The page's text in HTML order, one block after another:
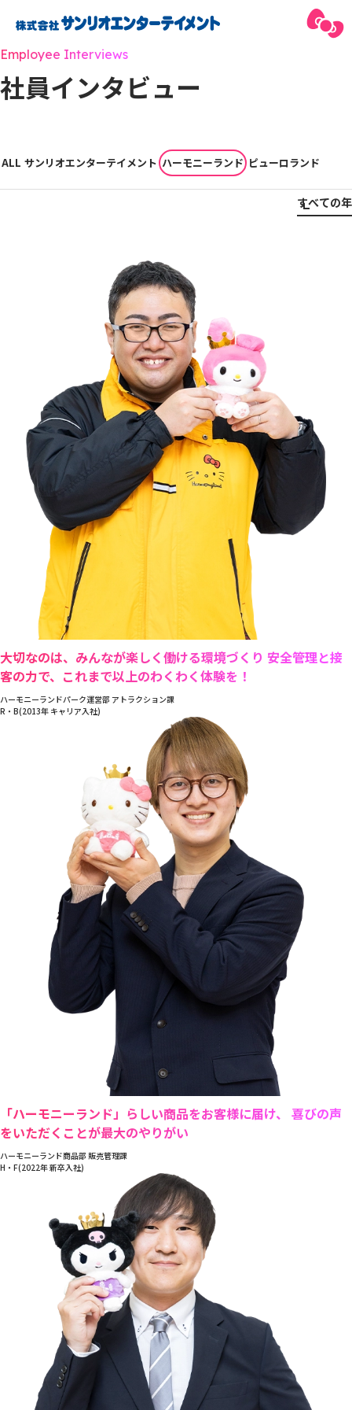
Employee Interviews
社員インタビュー
ALL サンリオエンターテイメント ハーモニーランド ピューロランド
大切なのは、みんなが楽しく働ける環境づくり 安全管理と接
客の力で、これまで以上のわくわく体験を！
ハーモニーランドパーク運営部 アトラクション課
R・B(2013年 キャリア入社)
「ハーモニーランド」らしい商品をお客様に届け、 喜びの声
をいただくことが最大のやりがい
ハーモニーランド商品部 販売管理課
H・F(2022年 新卒入社)